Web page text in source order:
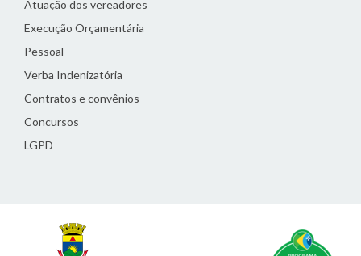
Atuação dos vereadores
Execução Orçamentária
Pessoal
Verba Indenizatória
Contratos e convênios
Concursos
LGPD